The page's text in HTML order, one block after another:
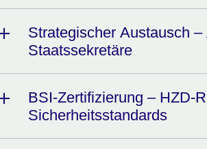
Strategischer Austausch
Staatssekretäre
BSI-Zertifizierung – HZD-
Sicherheitsstandards